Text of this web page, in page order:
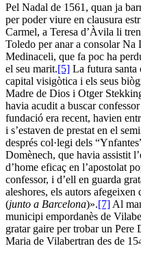
Pel Nadal de 1561, quan ja
per poder viure en clausura
Carmel, a Teresa d’Àvila li
Toledo per anar a consolar
Medinaceli, que fa poc ha
el seu marit.[5] La futura santa
capital visigòtica i els seus
Madre de Dios i Otger
havia acudit a buscar
fundació era recent, havien
i s’estaven de prestat en el
després col·legi dels
Domènech, que havia assistit
d’home eficaç en l’apostolat
confessor, i d’ell en guarda
aleshores, els autors
(junto a Barcelona)».[7] Al
municipi empordanès de
gratar gaire per trobar un Pere
Maria de Vilabertran des de